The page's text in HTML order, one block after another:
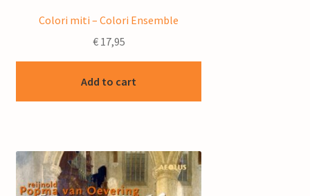
Colori miti – Colori Ensemble
€17,95
Add to cart